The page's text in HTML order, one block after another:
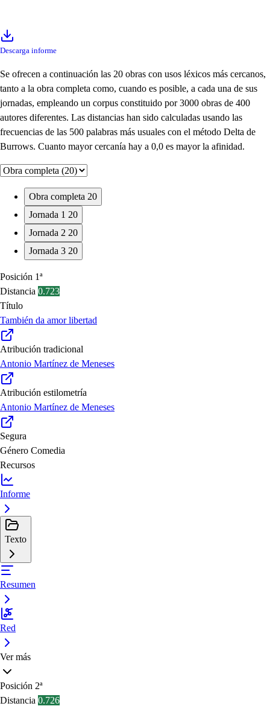
Descarga informe
Se ofrecen a continuación las 20 obras con usos léxicos más cercanos,
tanto a la obra completa como, cuando es posible, a cada una de sus
jornadas, empleando un corpus constituido por 3000 obras de 400
autores diferentes. Las distancias han sido calculadas usando las
frecuencias de las 500 palabras más usuales con el método Delta de
Burrows. Cuanto mayor cercanía hay a 0,0 es mayor la afinidad.
Obra completa 20
Jornada 1 20
Jornada 2 20
Jornada 3 20
Posición 1ª
Distancia 0.723
Título
También da amor libertad
Atribución tradicional
Antonio Martínez de Meneses
Atribución estilometría
Antonio Martínez de Meneses
Segura
Género Comedia
Recursos
Informe
Texto
Resumen
Red
Ver más
Posición 2ª
Distancia 0.726